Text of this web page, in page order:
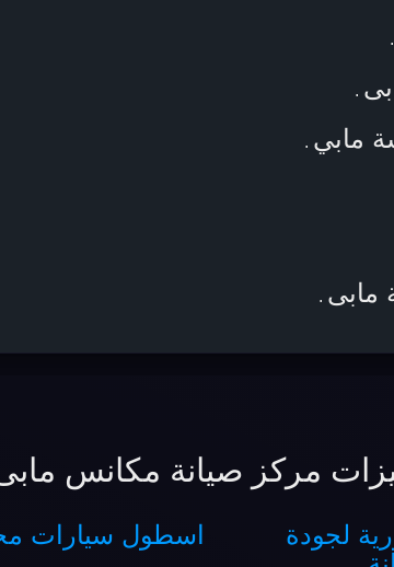
.
.
مابي .
مابى .
مركز صيانة مكانس
اسطول سيارات
لجودة